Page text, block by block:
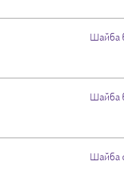
Шайба
Шайба
Шайба